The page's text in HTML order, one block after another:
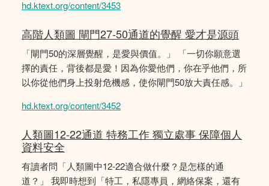
hd.ktext.org/content/3453
高階人類圖 閘門27-50通道的覺醒 愛才是源頭
「閘門50的深層覺醒，是愛與價值。」 「一切你願意選
擇的責任，背後都是愛！因為你愛他們，你在乎他們，所
以你從他們身上投射危機感，使你閘門50放大責任感。」
hd.ktext.org/content/3452
人類圖12-22通道 特務工作 獨立處事 保障個人
資料安全
有讀者問「人類圖中12-22適合做什麼？是怎樣的通
道？」 我即時想到「特工，私隱專員，網絡保案，還有